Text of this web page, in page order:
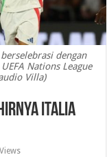
dengan
Nations League
Villa)
Italia